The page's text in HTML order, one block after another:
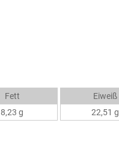
Fett
8,23 g
Eiweiß
22,51 g